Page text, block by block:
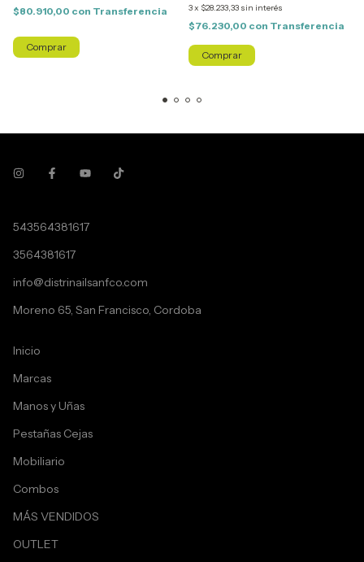
$80.910,00 con Transferencia 3x $28.233,33 sin interés
$76.230,00 con Transferencia
543564381617
3564381617
info@distrinailsanfco.com
Moreno 65, San Francisco, Cordoba
Inicio
Marcas
Manos y Uñas
Pestañas Cejas
Mobiliario
Combos
MÁS VENDIDOS
OUTLET